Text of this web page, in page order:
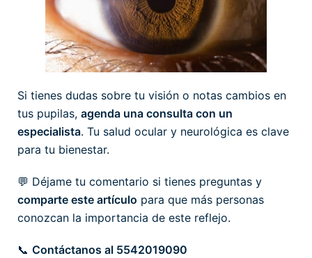
Si tienes dudas sobre tu visión o notas cambios en
tus pupilas, agenda una consulta con un
especialista. Tu salud ocular y neurológica es clave
para tu bienestar.
💬 Déjame tu comentario si tienes preguntas y
comparte este artículo para que más personas
conozcan la importancia de este reflejo.
📞 Contáctanos al 5542019090